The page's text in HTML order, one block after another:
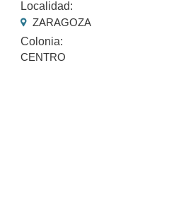
Localidad:
ZARAGOZA
Colonia:
CENTRO